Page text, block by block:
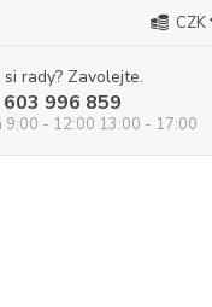
CZK
rady? Zavolejte.
996 859
9:00 - 12:00 13:00 - 17:00